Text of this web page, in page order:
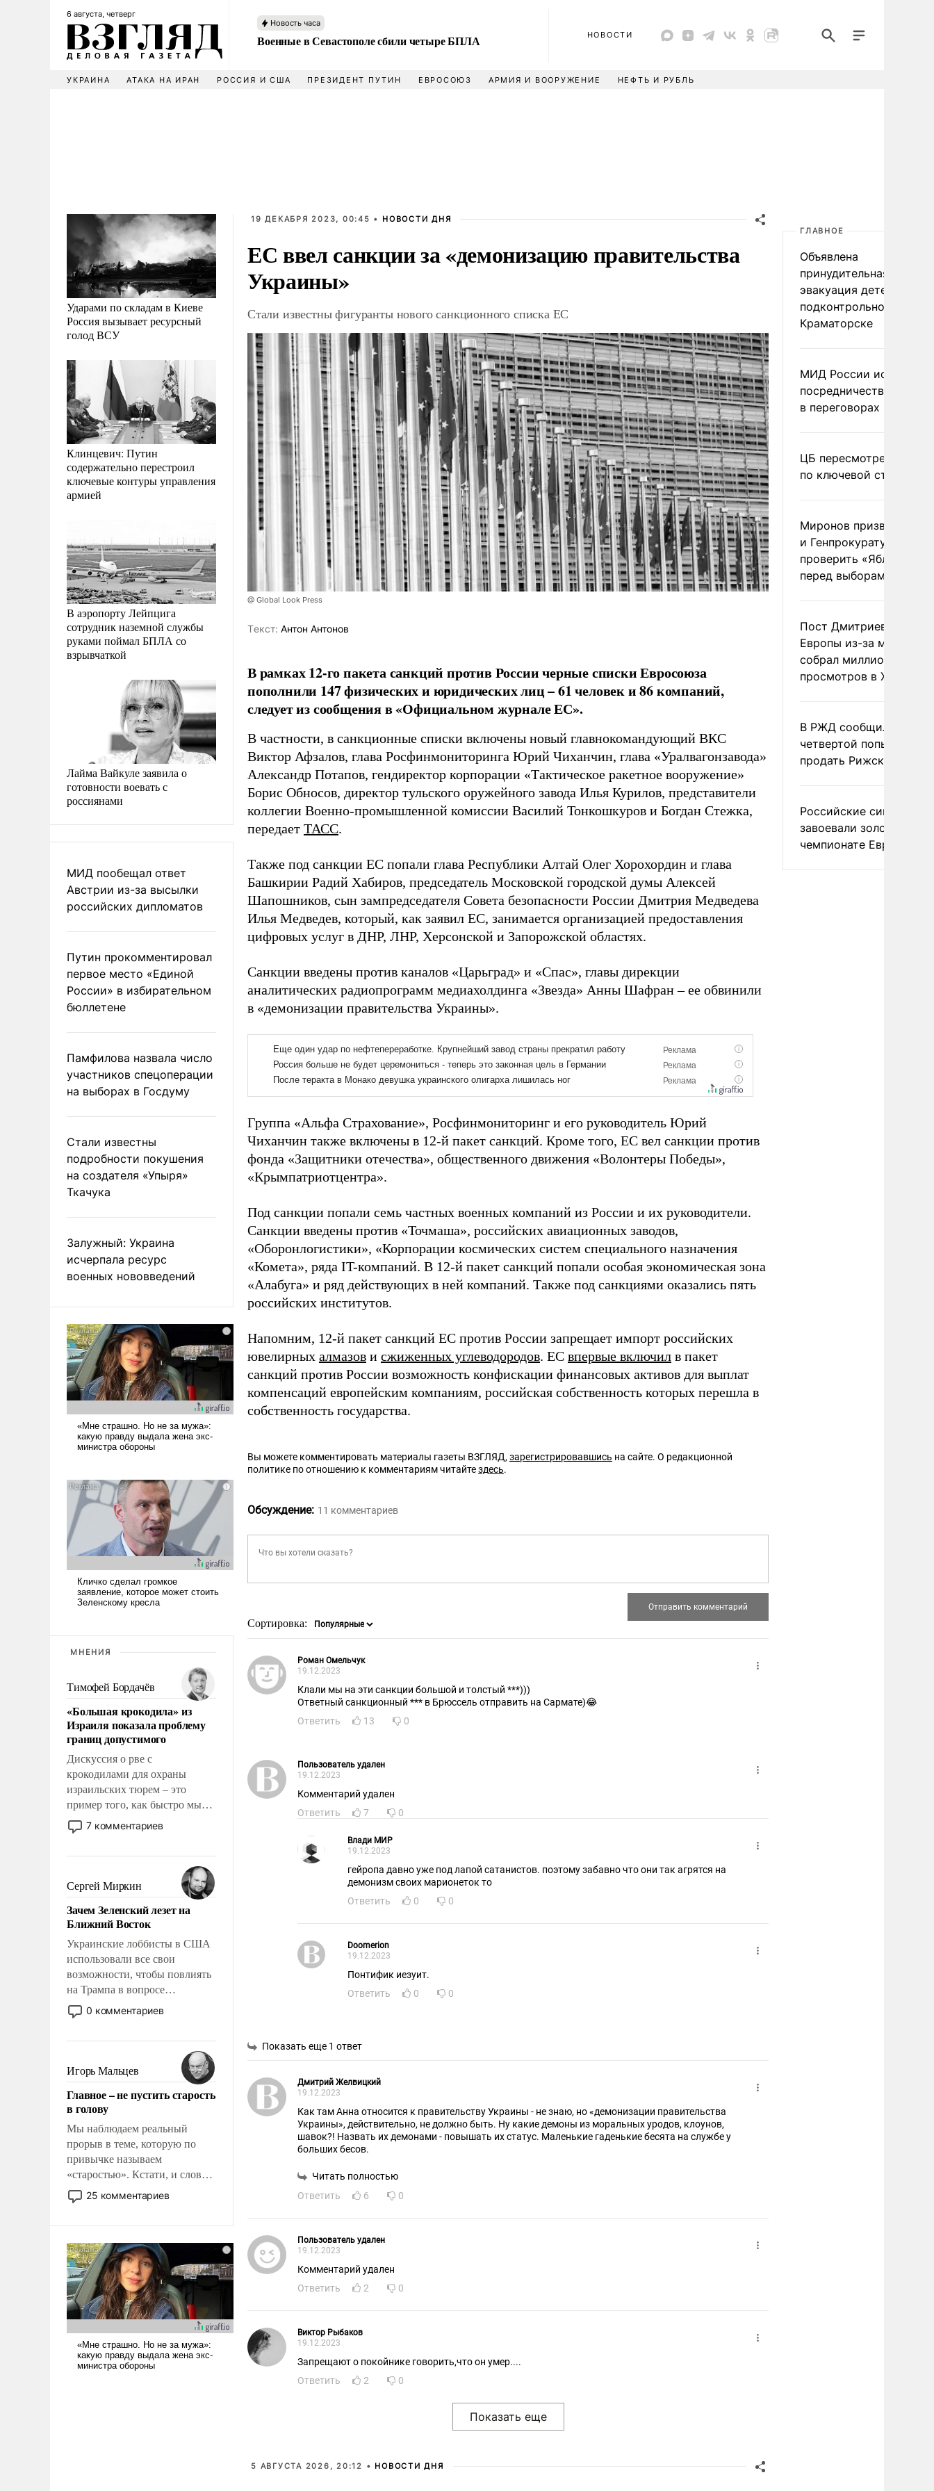
6 августа, четверг
Новость часа
Военные в Севастополе сбили четыре БПЛА НОВОСТИ
УКРАИНА АТАКА НА ИРАН РОССИЯ И США ПРЕЗИДЕНТ ПУТИН ЕВРОСОЮЗ АРМИЯ И ВООРУЖЕНИЕ НЕФТЬ И РУБЛЬ
Ударами по складам в Киеве
Россия вызывает ресурсный
голод ВСУ
Клинцевич: Путин
содержательно перестроил
ключевые контуры управления
армией
В аэропорту Лейпцига
сотрудник наземной службы
руками поймал БПЛА со
взрывчаткой
Лайма Вайкуле заявила о
готовности воевать с
россиянами
МИД пообещал ответ
Австрии из-за высылки
российских дипломатов
Путин прокомментировал
первое место «Единой
России» в избирательном
бюллетене
Памфилова назвала число
участников спецоперации
на выборах в Госдуму
Стали известны
подробности покушения
на создателя «Упыря»
Ткачука
Залужный: Украина
исчерпала ресурс
военных нововведений
МНЕНИЯ
Тимофей Бордачёв
«Большая крокодила» из
Израиля показала проблему
границ допустимого
Дискуссия о рве с
крокодилами для охраны
израильских тюрем – это
пример того, как быстро мы
двигаемся по пути
революционных изменений.
псевдонаучной фантастики,
стало всерьез обсуждаемой
идеей.
7 комментариев
Сергей Миркин
Зачем Зеленский лезет на
Ближний Восток
Украинские лоббисты в США
использовали все свои
возможности, чтобы повлиять
на Трампа в вопросе
предоставления вооружений
своим нанимателям. Вероятно,
консультирует Киев, пришла в
голову мысль: хорошо бы
продемонстрировать, что
Украина вступила в
вооруженное противостояние
с Ираном.
0 комментариев
Игорь Мальцев
Главное – не пустить старость
в голову
Мы наблюдаем реальный
прорыв в теме, которую по
привычке называем
«старостью». Кстати, и слово-
то это уже стараются не
использовать – так же, как
что оно уже несет негативные
коннотации.
25 комментариев
19 ДЕКАБРЯ 2023, 00:45 • НОВОСТИ ДНЯ
ЕС ввел санкции за «демонизацию правительства
Украины»
Стали известны фигуранты нового санкционного списка ЕС
@ Global Look Press
Tекст: Антон Антонов
В рамках 12-го пакета санкций против России черные списки Евросоюза
пополнили 147 физических и юридических лиц – 61 человек и 86 компаний,
следует из сообщения в «Официальном журнале ЕС».
В частности, в санкционные списки включены новый главнокомандующий ВКС
Виктор Афзалов, глава Росфинмониторинга Юрий Чиханчин, глава «Уралвагонзавода»
Александр Потапов, гендиректор корпорации «Тактическое ракетное вооружение»
Борис Обносов, директор тульского оружейного завода Илья Курилов, представители
коллегии Военно-промышленной комиссии Василий Тонкошкуров и Богдан Стежка,
передает ТАСС.
Также под санкции ЕС попали глава Республики Алтай Олег Хорохордин и глава
Башкирии Радий Хабиров, председатель Московской городской думы Алексей
Шапошников, сын зампредседателя Совета безопасности России Дмитрия Медведева
Илья Медведев, который, как заявил ЕС, занимается организацией предоставления
цифровых услуг в ДНР, ЛНР, Херсонской и Запорожской областях.
Санкции введены против каналов «Царьград» и «Спас», главы дирекции
аналитических радиопрограмм медиахолдинга «Звезда» Анны Шафран – ее обвинили
в «демонизации правительства Украины».
Группа «Альфа Страхование», Росфинмониторинг и его руководитель Юрий
Чиханчин также включены в 12-й пакет санкций. Кроме того, ЕС вел санкции против
фонда «Защитники отечества», общественного движения «Волонтеры Победы»,
«Крымпатриотцентра».
Под санкции попали семь частных военных компаний из России и их руководители.
Санкции введены против «Точмаша», российских авиационных заводов,
«Оборонлогистики», «Корпорации космических систем специального назначения
«Комета», ряда IT-компаний. В 12-й пакет санкций попали особая экономическая зона
«Алабуга» и ряд действующих в ней компаний. Также под санкциями оказались пять
российских институтов.
Напомним, 12-й пакет санкций ЕС против России запрещает импорт российских
ювелирных алмазов и сжиженных углеводородов. ЕС впервые включил в пакет
санкций против России возможность конфискации финансовых активов для выплат
компенсаций европейским компаниям, российская собственность которых перешла в
собственность государства.
Вы можете комментировать материалы газеты ВЗГЛЯД,зарегистрировавшись на сайте. О редакционной
политике по отношению к комментариям читайтездесь.
Обсуждение: 11 комментариев
Сортировка:
Роман Омельчук
19.12.2023
Клали мы на эти санкции большой и толстый ***)))
Ответный санкционный *** в Брюссель отправить на Сармате)😂
Ответить
13 0
Пользователь удален
19.12.2023
Комментарий удален
Ответить
7 0
Влади МИР
19.12.2023
гейропа давно уже под лапой сатанистов. поэтому забавно что они так агрятся на
демонизм своих марионеток то
Ответить
0 0
Doomerion
19.12.2023
Понтифик иезуит.
Ответить
0 0
Показать еще 1 ответ
Дмитрий Желвицкий
19.12.2023
Как там Анна относится к правительству Украины - не знаю, но «демонизации правительства
Украины», действительно, не должно быть. Ну какие демоны из моральных ypoдов, клоунов,
шавок?! Назвать их демонами - повышать их статус. Маленькие гaденькие бесята на службе у
больших бесов.
Читать полностью
Ответить
6 0
Пользователь удален
19.12.2023
Комментарий удален
Ответить
2 0
Виктор Рыбаков
19.12.2023
Запрещают о покойнике говорить,что он умер....
Ответить
2 0
5 АВГУСТА 2026, 20:12 • НОВОСТИ ДНЯ
ГЛАВНОЕ
Объявлена
принудительная
эвакуация детей в
подконтрольном Киеву
Краматорске
МИД России исключил
посредничество
в переговорах по
ЦБ пересмотрел
по ключевой ставке
Миронов призвал
и Генпрокуратуру
проверить «Яблоко»
перед выборами
Пост Дмитриева о
Европы из-за
собрал миллион
просмотров в X
В РЖД сообщили о
четвертой попытке
продать Рижский
Российские
завоевали золото на
чемпионате Европы